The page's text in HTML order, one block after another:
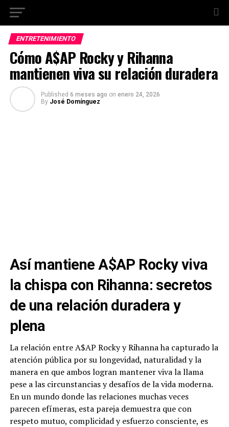
ENTRETENIMIENTO
Cómo A$AP Rocky y Rihanna
mantienen viva su relación duradera
Published 6 meses ago on enero 24, 2026
By José Domínguez
Así mantiene A$AP Rocky viva
la chispa con Rihanna: secretos
de una relación duradera y
plena
La relación entre A$AP Rocky y Rihanna ha capturado la
atención pública por su longevidad, naturalidad y la
manera en que ambos logran mantener viva la llama
pese a las circunstancias y desafíos de la vida moderna.
En un mundo donde las relaciones muchas veces
parecen efímeras, esta pareja demuestra que con
respeto mutuo, complicidad y esfuerzo consciente, es